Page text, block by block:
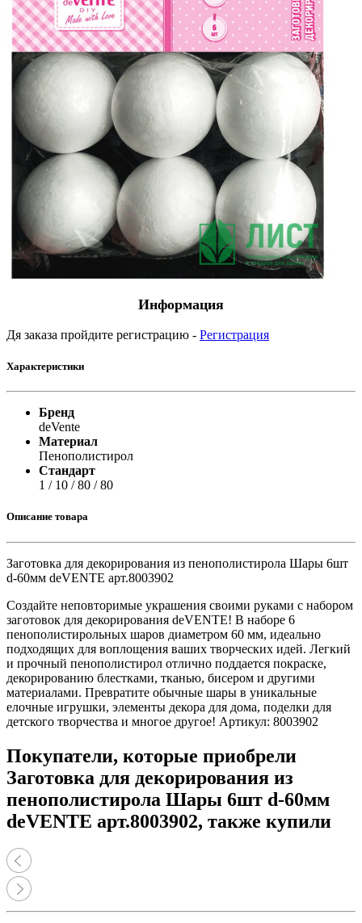
Информация
Дя заказа пройдите регистрацию - Регистрация
Характеристики
Бренд
deVente
Материал
Пенополистирол
Стандарт
1 / 10 / 80 / 80
Описание товара
Заготовка для декорирования из пенополистирола Шары 6шт
d-60мм deVENTE арт.8003902
Создайте неповторимые украшения своими руками с набором
заготовок для декорирования deVENTE! В наборе 6
пенополистирольных шаров диаметром 60 мм, идеально
подходящих для воплощения ваших творческих идей. Легкий
и прочный пенополистирол отлично поддается покраске,
декорированию блестками, тканью, бисером и другими
материалами. Превратите обычные шары в уникальные
елочные игрушки, элементы декора для дома, поделки для
детского творчества и многое другое! Артикул: 8003902
Покупатели, которые приобрели
Заготовка для декорирования из
пенополистирола Шары 6шт d-60мм
deVENTE арт.8003902, также купили